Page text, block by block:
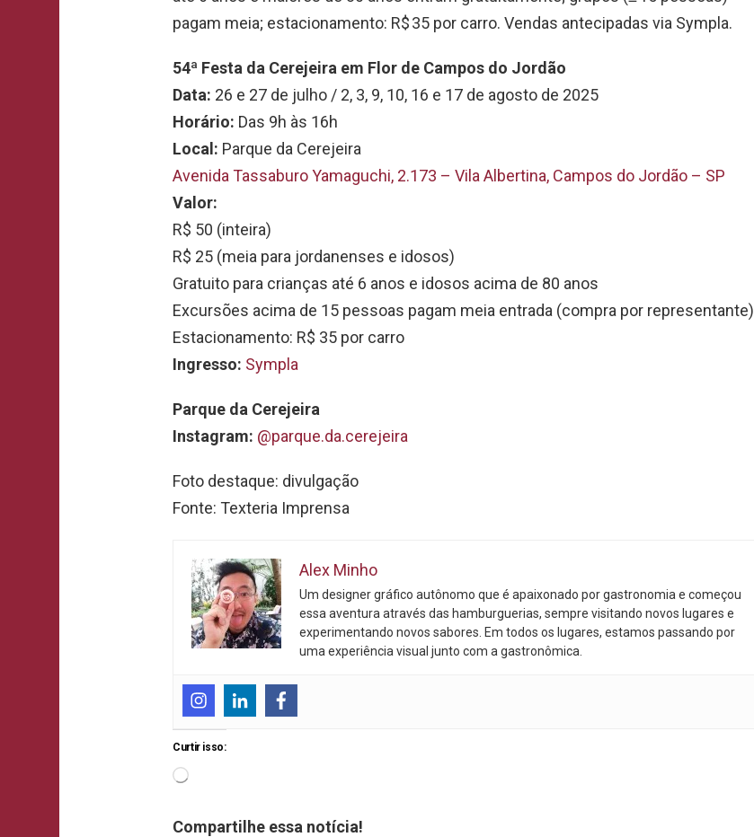
pagam meia; estacionamento: R$ 35 por carro. Vendas antecipadas via Sympla.
54ª Festa da Cerejeira em Flor de Campos do Jordão
Data: 26 e 27 de julho / 2, 3, 9, 10, 16 e 17 de agosto de 2025
Horário: Das 9h às 16h
Local: Parque da Cerejeira
Avenida Tassaburo Yamaguchi, 2.173 – Vila Albertina, Campos do Jordão – SP
Valor:
R$ 50 (inteira)
R$ 25 (meia para jordanenses e idosos)
Gratuito para crianças até 6 anos e idosos acima de 80 anos
Excursões acima de 15 pessoas pagam meia entrada (compra por representante)
Estacionamento: R$ 35 por carro
Ingresso: Sympla
Parque da Cerejeira
Instagram: @parque.da.cerejeira
Foto destaque: divulgação
Fonte: Texteria Imprensa
Alex Minho
Um designer gráfico autônomo que é apaixonado por gastronomia e começou
essa aventura através das hamburguerias, sempre visitando novos lugares e
experimentando novos sabores. Em todos os lugares, estamos passando por
uma experiência visual junto com a gastronômica.
Curtir isso:
Compartilhe essa notícia!